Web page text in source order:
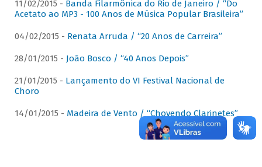
11/02/2015 - Banda Filarmônica do Rio de Janeiro / “Do
Acetato ao MP3 - 100 Anos de Música Popular Brasileira”
04/02/2015 - Renata Arruda / “20 Anos de Carreira”
28/01/2015 - João Bosco / “40 Anos Depois”
21/01/2015 - Lançamento do VI Festival Nacional de
Choro
14/01/2015 - Madeira de Vento / “Chovendo Clarinetes”